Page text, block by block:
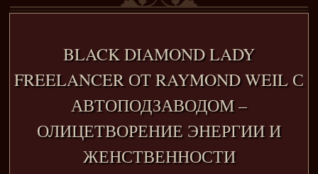
BLACK DIAMOND LADY
FREELANCER ОТ RAYMOND WEIL С
АВТОПОДЗАВОДОМ –
ОЛИЦЕТВОРЕНИЕ ЭНЕРГИИ И
ЖЕНСТВЕННОСТИ